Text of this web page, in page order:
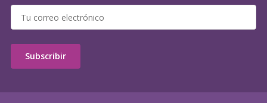
Subscribir